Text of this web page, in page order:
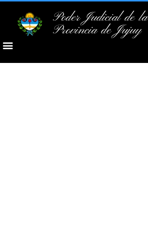
Poder Judicial de la
Provincia de Jujuy